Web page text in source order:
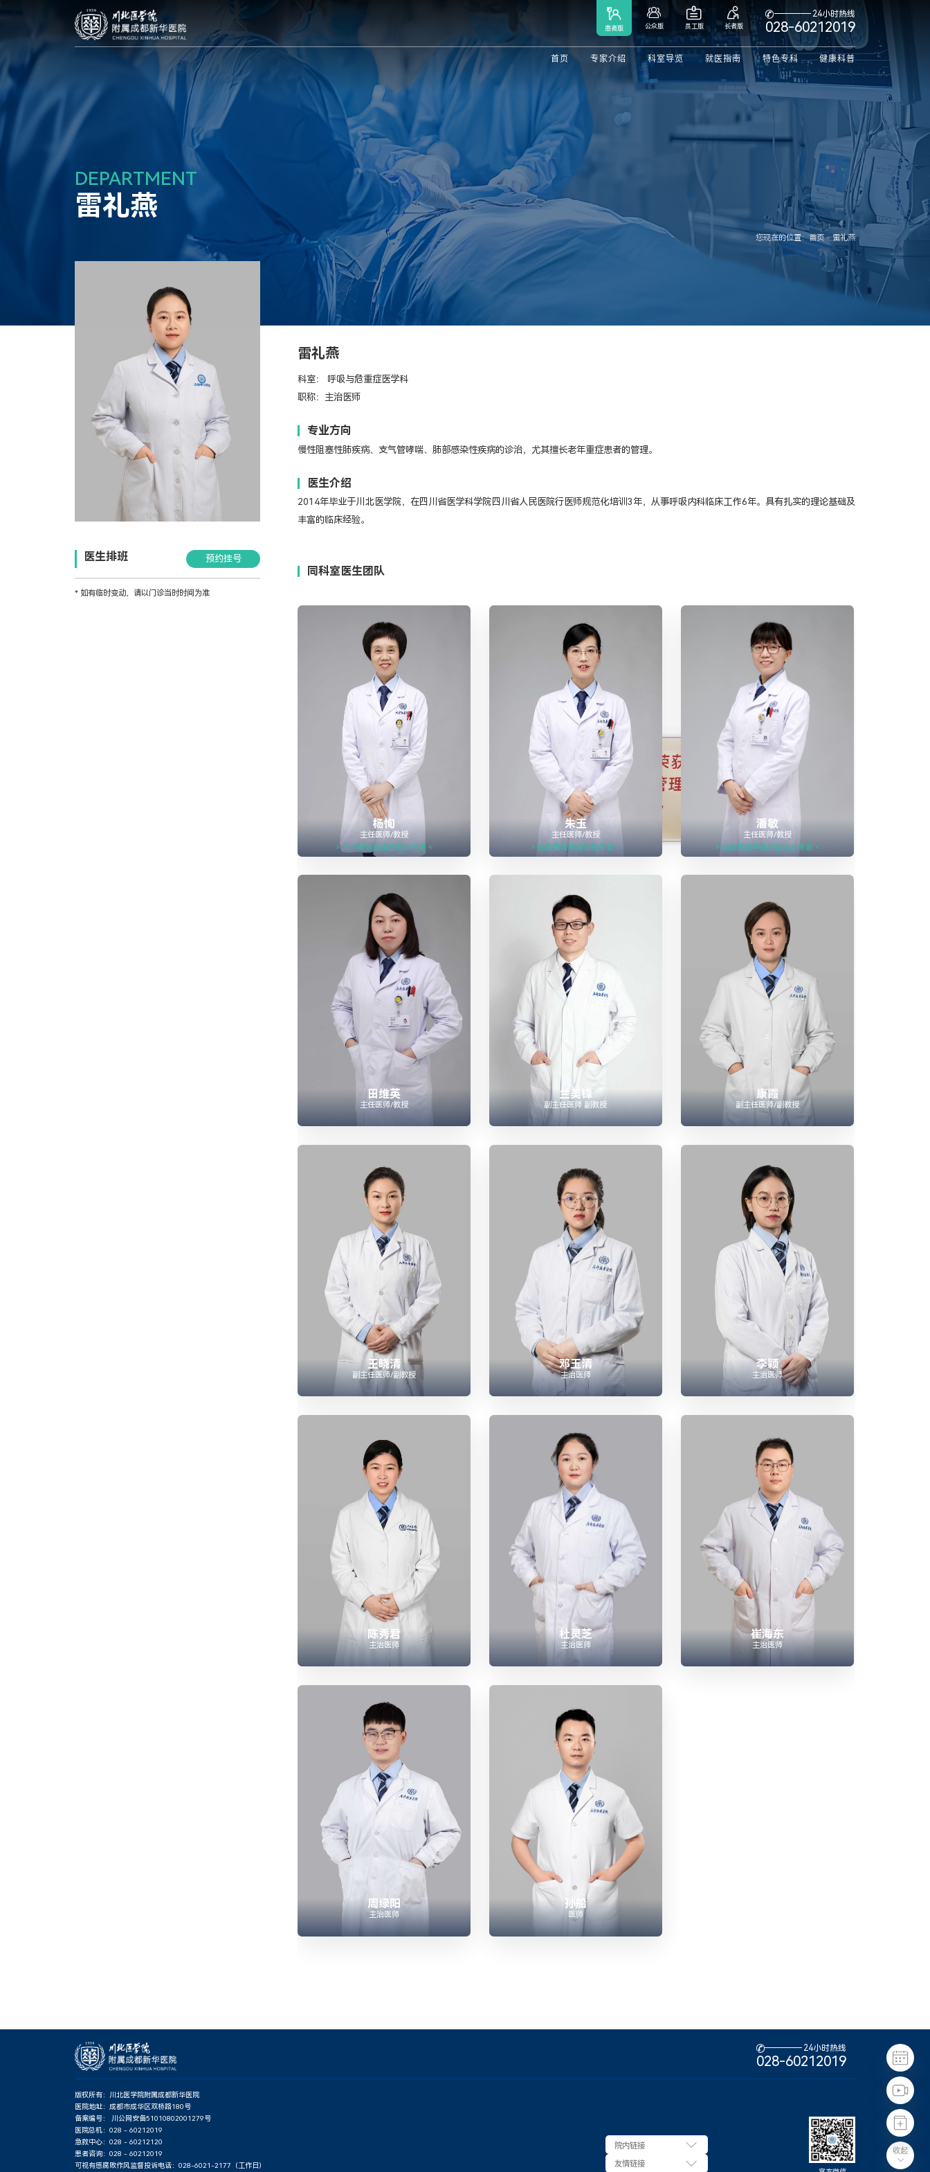
患者版

公众版

员工版

长者版
 24小时热线
028-60212019
首页 专家介绍 科室导览 就医指南 特色专科 健康科普
收起

DEPARTMENT
雷礼燕
您现在的位置：首页 - 雷礼燕
医生排班 预约挂号
* 如有临时变动，请以门诊当时时间为准
雷礼燕
科室： 呼吸与危重症医学科
职称：主治医师
专业方向
慢性阻塞性肺疾病、支气管哮喘、肺部感染性疾病的诊治，尤其擅长老年重症患者的管理。
医生介绍
2014年毕业于川北医学院，在四川省医学科学院四川省人民医院行医师规范化培训3年，从事呼吸内科临床工作6年。具有扎实的理论基础及
丰富的临床经验。
同科室医生团队
杨恂
主任医师/教授
> 四川呼吸危重症救治专家 <
朱玉
主任医师/教授
> 成都市老年病质控专家 <
潘敏
主任医师/教授
> 成都市老年病质控中心专家 <
田维英
主任医师/教授
兰美锋
副主任医师 副教授
康霞
副主任医师/副教授
王晓清
副主任医师/副教授
邓玉清
主治医师
李颖
主治医师
陈秀君
主治医师
杜灵芝
主治医师
崔海东
主治医师
周绿阳
主治医师
孙船
医师
 24小时热线
028-60212019
版权所有：川北医学院附属成都新华医院
医院地址：成都市成华区双桥路180号
备案编号：
川公网安备51010802001279号
医院总机：028 - 60212019
急救中心：028 - 60212120
患者咨询：028 - 60212019
可视有感腐败作风监督投诉电话：028-6021-2177（工作日）